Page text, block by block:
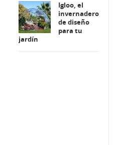
Igloo, el
invernadero
de diseño
para tu
jardín